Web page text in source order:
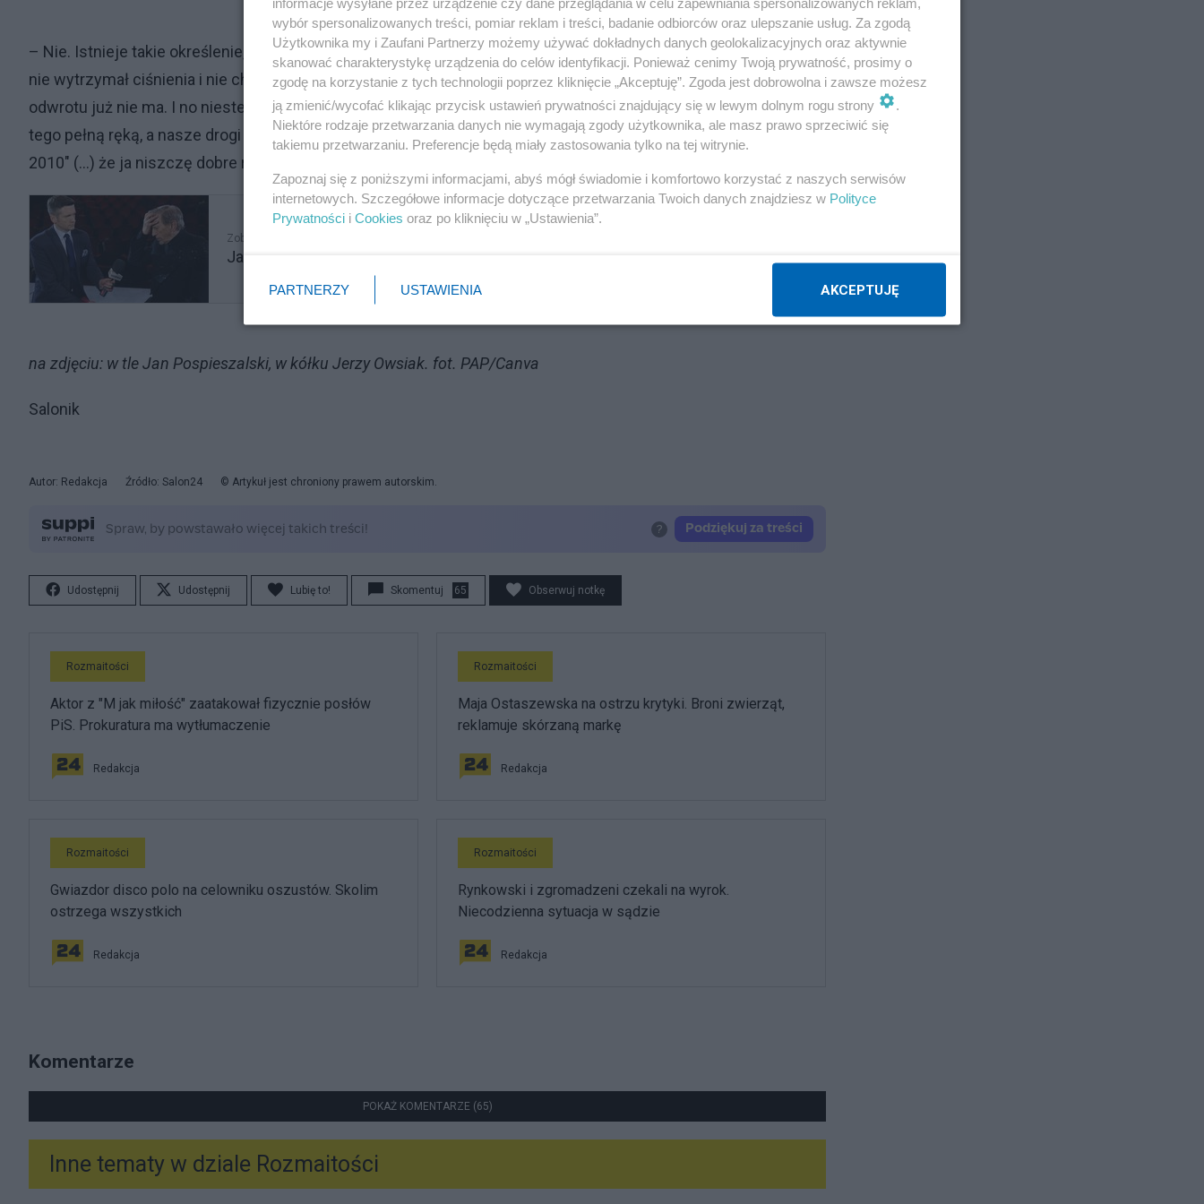
Reklama
– Nie. Istnieje takie określenie, że ktoś nie wytrzymał ciśnienia. No, jeżeli ktoś nie wytrzymał ciśnienia, to Jurek
nie wytrzymał ciśnienia i nie chce się do tego przyznać. A ponieważ zabrnął w to tak daleko, no to z tego
odwrotu już nie ma. I no niestety widzimy upadek (...) Każdy ma prawo do autokompromitacji. Jurek korzysta z
tego pełną ręką, a nasze drogi się rozeszły po tym, jak zarzucił mi po stworzeniu przez nas filmu "Solidarni
2010" (...) że ja niszczę dobre relacje polsko rosyjskie – wyjaśnił swój punkt widzenia artysta.
Zobacz także
Jan Englert pod ostrzałem. "Tak, to nepotyzm, ale dla mnie to ostatnia szansa"
na zdjęciu: w tle Jan Pospieszalski, w kółku Jerzy Owsiak. fot. PAP/Canva
Salonik
Autor: Redakcja Źródło: Salon24 © Artykuł jest chroniony prawem autorskim.
Udostępnij Udostępnij Lubię to! Skomentuj 65 Obserwuj notkę
Rozmaitości
Aktor z "M jak miłość" zaatakował fizycznie posłów
PiS. Prokuratura ma wytłumaczenie
Redakcja
Rozmaitości
Maja Ostaszewska na ostrzu krytyki. Broni zwierząt,
reklamuje skórzaną markę
Redakcja
Rozmaitości
Gwiazdor disco polo na celowniku oszustów. Skolim
ostrzega wszystkich
Redakcja
Rozmaitości
Rynkowski i zgromadzeni czekali na wyrok.
Niecodzienna sytuacja w sądzie
Redakcja
Komentarze
POKAŻ KOMENTARZE (65)
Inne tematy w dziale Rozmaitości
wybór spersonalizowanych treści, pomiar reklam i treści, badanie odbiorców oraz ulepszanie usług. Za zgodą
Użytkownika my i Zaufani Partnerzy możemy używać dokładnych danych geolokalizacyjnych oraz aktywnie
skanować charakterystykę urządzenia do celów identyfikacji. Ponieważ cenimy Twoją prywatność, prosimy o
zgodę na korzystanie z tych technologii poprzez kliknięcie „Akceptuję”. Zgoda jest dobrowolna i zawsze możesz
ją zmienić/wycofać klikając przycisk ustawień prywatności znajdujący się w lewym dolnym rogu strony
.
Niektóre rodzaje przetwarzania danych nie wymagają zgody użytkownika, ale masz prawo sprzeciwić się
takiemu przetwarzaniu. Preferencje będą miały zastosowania tylko na tej witrynie.
Zapoznaj się z poniższymi informacjami, abyś mógł świadomie i komfortowo korzystać z naszych serwisów
internetowych. Szczegółowe informacje dotyczące przetwarzania Twoich danych znajdziesz w Polityce
Prywatności i Cookies oraz po kliknięciu w „Ustawienia”.
PARTNERZY USTAWIENIA AKCEPTUJĘ